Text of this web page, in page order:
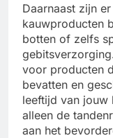
Daarnaast zijn
kauwproducten
botten of zelfs
voor producten
bevatten en
leeftijd van jouw
alleen de
aan het